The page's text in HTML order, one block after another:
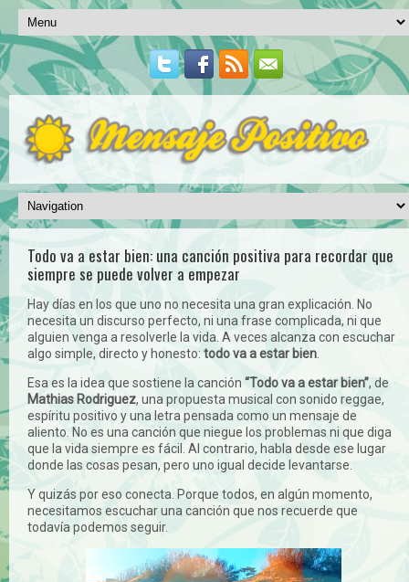
Todo va a estar bien: una canción positiva para recordar que
siempre se puede volver a empezar
Hay días en los que uno no necesita una gran explicación. No
necesita un discurso perfecto, ni una frase complicada, ni que
alguien venga a resolverle la vida. A veces alcanza con escuchar
algo simple, directo y honesto: todo va a estar bien
Esa es la idea que sostiene la canción “Todo va a estar bien”, de
Mathias Rodriguez, una propuesta musical con sonido reggae,
espíritu positivo y una letra pensada como un mensaje de
aliento. No es una canción que niegue los problemas ni que diga
que la vida siempre es fácil. Al contrario, habla desde ese lugar
donde las cosas pesan, pero uno igual decide levantarse.
Y quizás por eso conecta. Porque todos, en algún momento,
necesitamos escuchar una canción que nos recuerde que
todavía podemos seguir.